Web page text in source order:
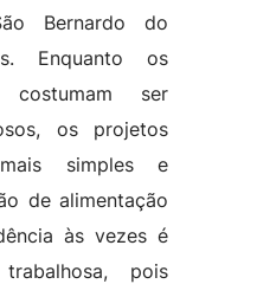
Bernardo do
Enquanto os
costumam ser
os projetos
simples e
de alimentação
às vezes é
pois